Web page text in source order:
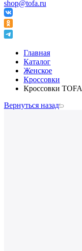
shop@tofa.ru
Главная
Каталог
Женское
Кроссовки
Кроссовки TOFA
Вернуться назад